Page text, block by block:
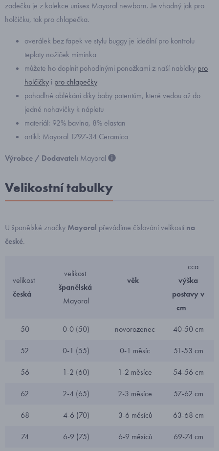
zadečku je z kolekce unisex Mayoral newborn. Je vhodný jak pro
holčičku, tak pro chlapečka.
overálek bez ťapek ve stylu buggy je ideální pro kontrolu
teploty nožiček miminka
můžete ho doplnit pohodlnými ponožkami z naší nabídky pro
holčičky i pro chlapečky
pohodlné oblékání díky baby patentům, které vedou až do
jedné nohavičky k nápletu
materiál: 92% bavlna, 8% elastan
artikl: Mayoral 1797-34 Ceramica
Výrobce / Dodavatel: Mayoral
Velikostní tabulky
U španělské značky Mayoral převádíme číslování velikostí na
české.
velikost
česká
velikost
španělská
Mayoral
věk
cca
výška
postavy v
cm
50 0-0 (50) novorozenec 40-50 cm
52 0-1 (55) 0-1 měsíc 51-53 cm
56 1-2 (60) 1-2 měsíce 54-56 cm
62 2-4 (65) 2-3 měsíce 57-62 cm
68 4-6 (70) 3-6 měsíců 63-68 cm
74 6-9 (75) 6-9 měsíců 69-74 cm